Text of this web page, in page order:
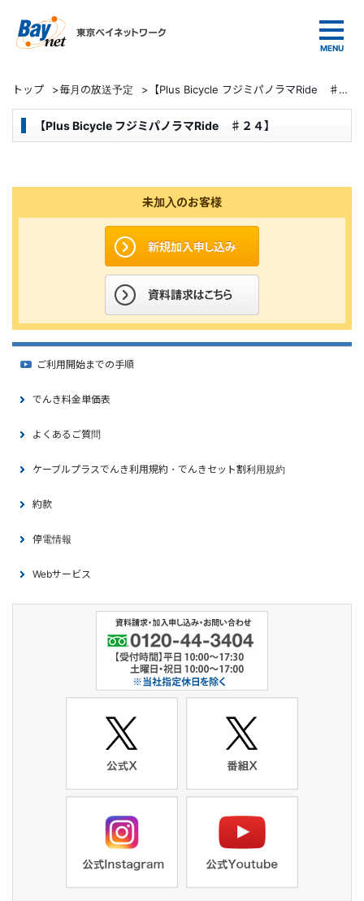
トップ >毎月の放送予定 > 【Plus Bicycle フジミパノラマRide ♯２４】
【Plus Bicycle フジミパノラマRide ♯２４】
未加入のお客様
ご利用開始までの手順
でんき料金単価表
よくあるご質問
ケーブルプラスでんき利用規約・でんきセット割利用規約
約款
停電情報
Webサービス